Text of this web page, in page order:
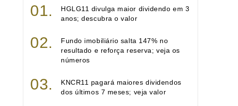
HGLG11 divulga maior dividendo em 3
anos; descubra o valor
Fundo imobiliário salta 147% no
resultado e reforça reserva; veja os
números
KNCR11 pagará maiores dividendos
dos últimos 7 meses; veja valor